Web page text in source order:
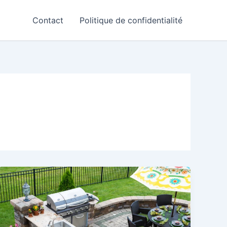
Contact Politique de confidentialité